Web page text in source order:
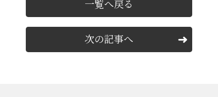
一覧へ戻る
次の記事へ